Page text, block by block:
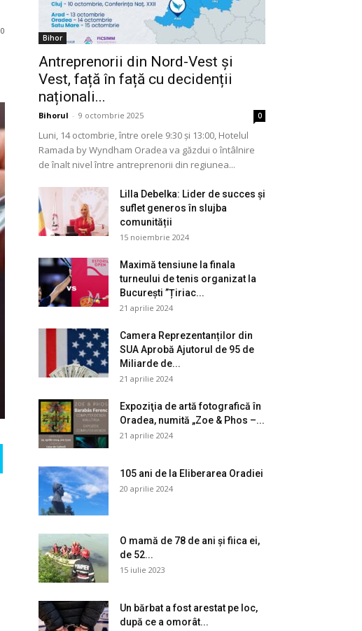
0
Bihor
Antreprenorii din Nord-Vest și
Vest, față în față cu decidenții
naționali...
Bihorul - 9 octombrie 2025 0
Luni, 14 octombrie, între orele 9:30 și 13:00, Hotelul
Ramada by Wyndham Oradea va găzdui o întâlnire
de înalt nivel între antreprenorii din regiunea...
Lilla Debelka: Lider de succes și
suflet generos în slujba
comunității
15 noiembrie 2024
Maximă tensiune la finala
turneului de tenis organizat la
București ”Țiriac...
21 aprilie 2024
Camera Reprezentanților din
SUA Aprobă Ajutorul de 95 de
Miliarde de...
21 aprilie 2024
Expoziţia de artă fotografică în
Oradea, numită „Zoe & Phos –...
21 aprilie 2024
105 ani de la Eliberarea Oradiei
20 aprilie 2024
O mamă de 78 de ani și fiica ei,
de 52...
15 iulie 2023
Un bărbat a fost arestat pe loc,
după ce a omorât...